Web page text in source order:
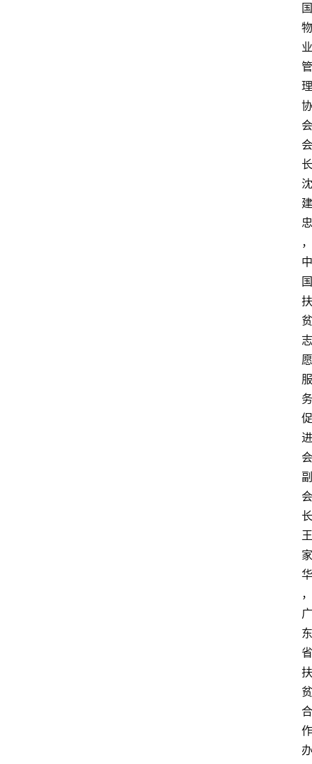
国
物
业
管
理
协
会
会
长
沈
建
忠
，
中
国
扶
贫
志
愿
服
务
促
进
会
副
会
长
王
家
华
，
广
东
省
扶
贫
合
作
办